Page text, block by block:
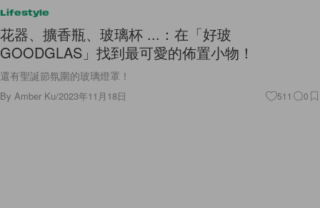
Lifestyle
花器、擴香瓶、玻璃杯 ...：在「好玻
GOODGLAS」找到最可愛的佈置小物！
還有聖誕節氛圍的玻璃燈罩！
By Amber Ku/2023年11月18日 511 0